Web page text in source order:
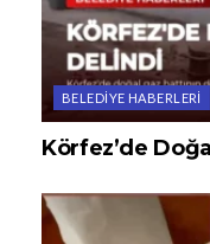
BELEDIYE HABERLERI
Körfez’de